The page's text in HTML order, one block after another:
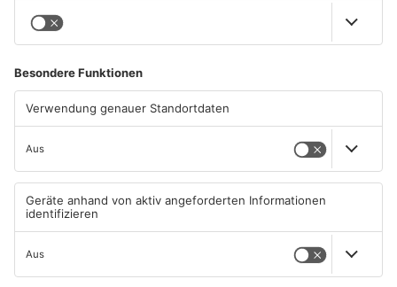
04.08.2026, 07:50 UHR IN
PRIMAVERALAND